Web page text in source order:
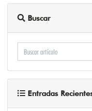
CANDADOS
CONSTRUCCIÓN
EN
SECO
Buscar
Entradas